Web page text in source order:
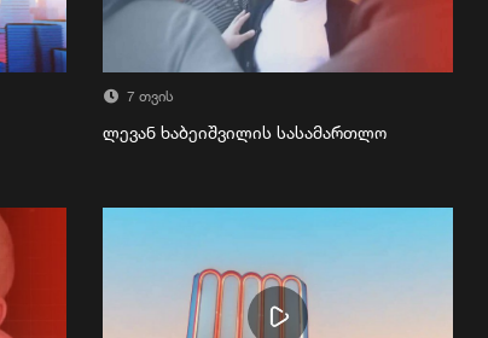
7 თვის
ლევან ხაბეიშვილის სასამართლო